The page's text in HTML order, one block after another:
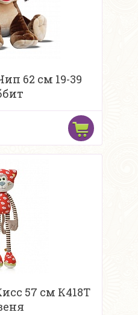
62 см 19-39
57 см К418Т